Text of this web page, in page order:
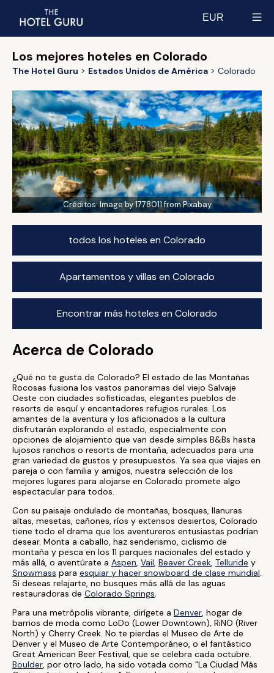
EUR
Los mejores hoteles en Colorado
The Hotel Guru Estados Unidos de América Colorado
Créditos:Image by 1778011 from Pixabay
todos los hoteles en Colorado
Apartamentos y villas en Colorado
Encontrar más hoteles en Colorado
Acerca de Colorado
¿Qué no te gusta de Colorado? El estado de las Montañas
Rocosas fusiona los vastos panoramas del viejo Salvaje
Oeste con ciudades sofisticadas, elegantes pueblos de
resorts de esquí y encantadores refugios rurales. Los
amantes de la aventura y los aficionados a la cultura
disfrutarán explorando el estado, especialmente con
opciones de alojamiento que van desde simples B&Bs hasta
lujosos ranchos o resorts de montaña, adecuados para una
gran variedad de gustos y presupuestos. Ya sea que viajes en
pareja o con familia y amigos, nuestra selección de los
mejores lugares para alojarse en Colorado promete algo
espectacular para todos.
Con su paisaje ondulado de montañas, bosques, llanuras
altas, mesetas, cañones, ríos y extensos desiertos, Colorado
tiene todo el drama que los aventureros entusiastas podrían
desear. Monta a caballo, haz senderismo, ciclismo de
montaña y pesca en los 11 parques nacionales del estado y
más allá, o aventúrate a Aspen, Vail, Beaver Creek, Telluride y
Snowmass para esquiar y hacer snowboard de clase mundial.
Si deseas relajarte, no busques más allá de las aguas
restauradoras de Colorado Springs.
Para una metrópolis vibrante, dirígete a Denver, hogar de
barrios de moda como LoDo (Lower Downtown), RiNO (River
North) y Cherry Creek. No te pierdas el Museo de Arte de
Denver y el Museo de Arte Contemporáneo, o el fantástico
Great American Beer Festival, que se celebra cada octubre.
Boulder, por otro lado, ha sido votada como "La Ciudad Más